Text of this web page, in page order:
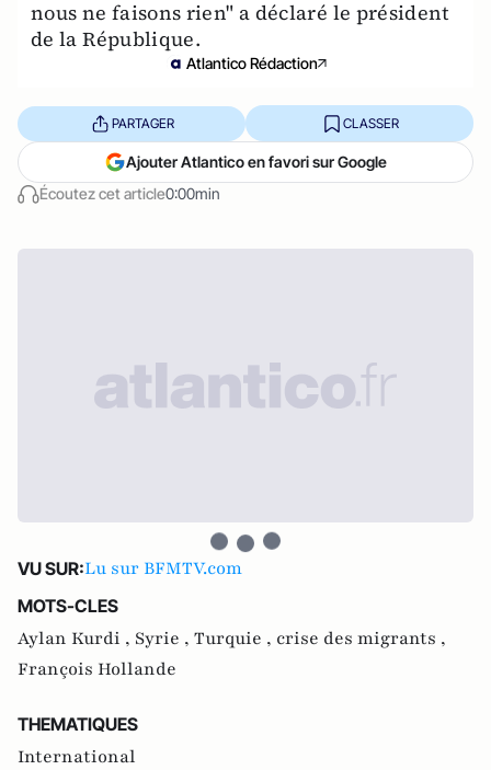
nous ne faisons rien" a déclaré le président
de la République.
Atlantico Rédaction
Écoutez cet article0:00min
PARTAGER CLASSER
Ajouter Atlantico en favori sur Google
VU SUR:Lu sur BFMTV.com
MOTS-CLES
Aylan Kurdi , Syrie , Turquie , crise des migrants ,
François Hollande
THEMATIQUES
International